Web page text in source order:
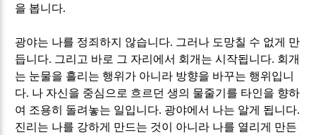
을 봅니다.
광야는 나를 정죄하지 않습니다. 그러나 도망칠 수 없게 만
듭니다. 그리고 바로 그 자리에서 회개는 시작됩니다. 회개
는 눈물을 흘리는 행위가 아니라 방향을 바꾸는 행위입니
다. 나 자신을 중심으로 흐르던 생의 물줄기를 타인을 향하
여 조용히 돌려놓는 일입니다. 광야에서 나는 알게 됩니다.
진리는 나를 강하게 만드는 것이 아니라 나를 열리게 만든